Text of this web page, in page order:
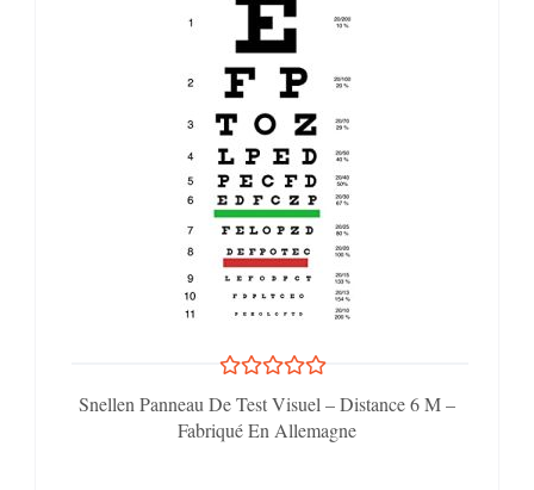
Snellen Panneau De Test Visuel – Distance 6 M –
Fabriqué En Allemagne